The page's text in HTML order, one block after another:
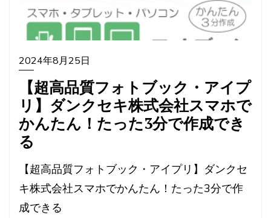
2024年8月25日
【超高品質フォトブック・アイプ
リ】ダンクセキ株式会社スマホで
かんたん！たった3分で作成でき
る
【超高品質フォトブック・アイプリ】ダンクセ
キ株式会社スマホでかんたん！たった3分で作
成できる